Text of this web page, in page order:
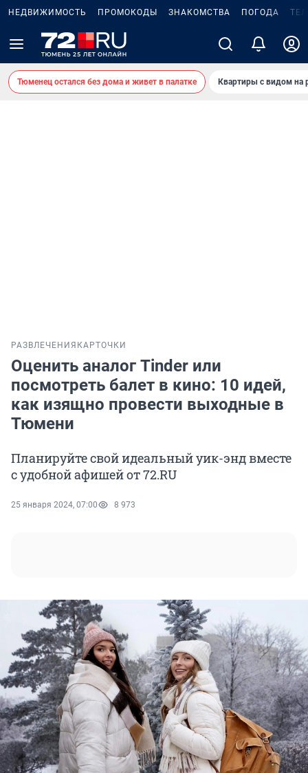
НЕДВИЖИМОСТЬ ПРОМОКОДЫ ЗНАКОМСТВА ПОГОДА
Тюменец остался без дома и живет в палатке Квартиры с видом на
РАЗВЛЕЧЕНИЯ КАРТОЧКИ
Оценить аналог Tinder или
посмотреть балет в кино: 10 идей,
как изящно провести выходные в
Тюмени
Планируйте свой идеальный уик-энд вместе
с удобной афишей от 72.RU
25 января 2024, 07:00 8 973